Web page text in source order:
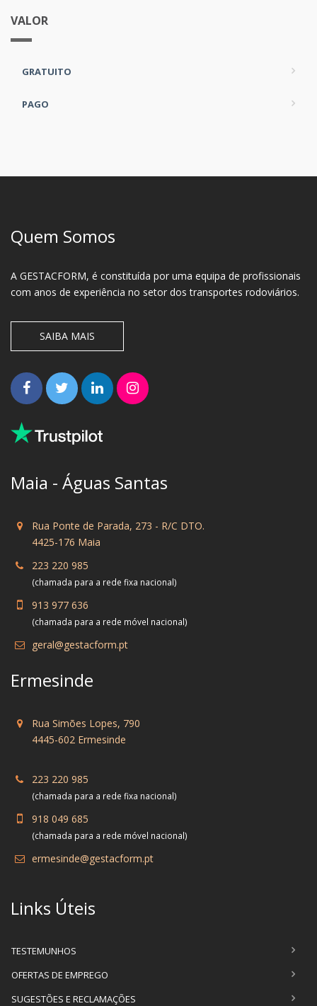
VALOR
GRATUITO
PAGO
Quem Somos
A GESTACFORM, é constituída por uma equipa de profissionais
com anos de experiência no setor dos transportes rodoviários.
SAIBA MAIS
Maia - Águas Santas
Rua Ponte de Parada, 273 - R/C DTO.
4425-176 Maia
223 220 985
(chamada para a rede fixa nacional)
913 977 636
(chamada para a rede móvel nacional)
geral@gestacform.pt
Ermesinde
Rua Simões Lopes, 790
4445-602 Ermesinde
223 220 985
(chamada para a rede fixa nacional)
918 049 685
(chamada para a rede móvel nacional)
ermesinde@gestacform.pt
Links Úteis
TESTEMUNHOS
OFERTAS DE EMPREGO
SUGESTÕES E RECLAMAÇÕES